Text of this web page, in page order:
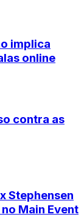
implica
online
contra as
Stephensen
Main Event